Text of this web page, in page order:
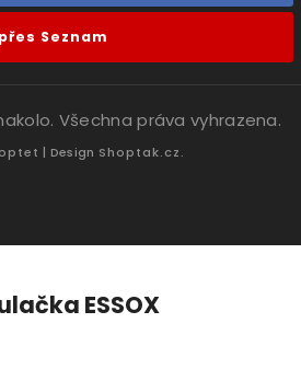
Seznam
. Všechna práva vyhrazena.
| Design Shoptak.cz.
ESSOX